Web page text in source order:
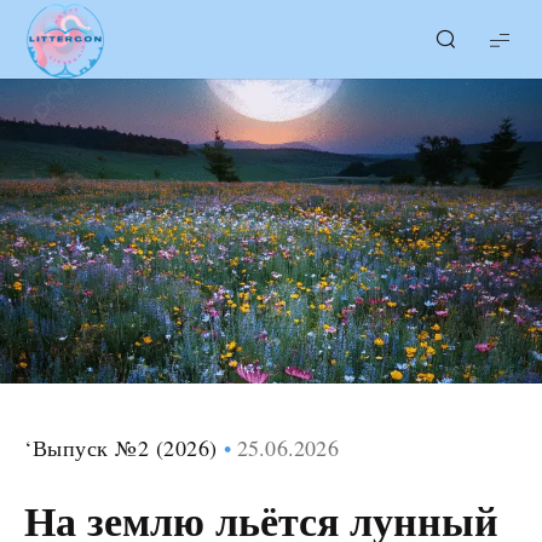
LITTERcon
‘Выпуск №2 (2026) 25.06.2026
На землю льётся лунный